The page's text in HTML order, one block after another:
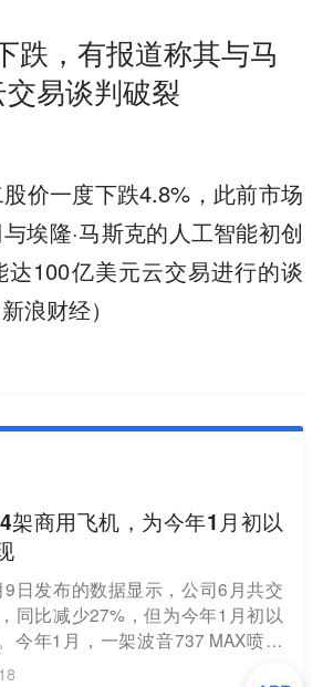
跌，有报道称其与马
易谈判破裂
价一度下跌4.8%，此前市场
埃隆·马斯克的人工智能初创
100亿美元云交易进行的谈
浪财经）
架商用飞机，为今年1月初以
日发布的数据显示，公司6月共交
同比减少27%，但为今年1月初以
今年1月，一架波音737 MAX喷气
酿惨案，导致波音工厂开始限制生